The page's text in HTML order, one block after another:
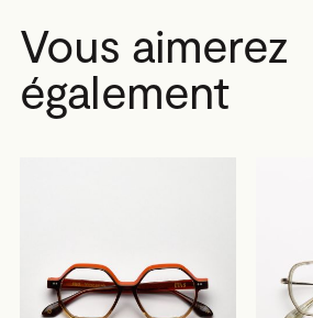
Vous aimerez
également